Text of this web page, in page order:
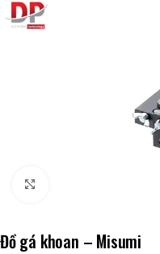
Đồ gá khoan – Misumi